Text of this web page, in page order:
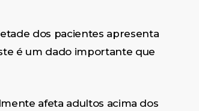
dos pacientes apresenta
é um dado importante que
afeta adultos acima dos